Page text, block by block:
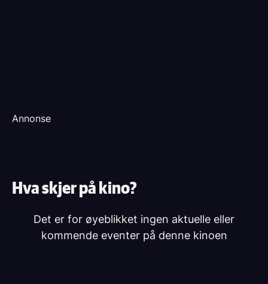
Annonse
Hva skjer på kino?
Det er for øyeblikket ingen aktuelle eller
kommende eventer på denne kinoen